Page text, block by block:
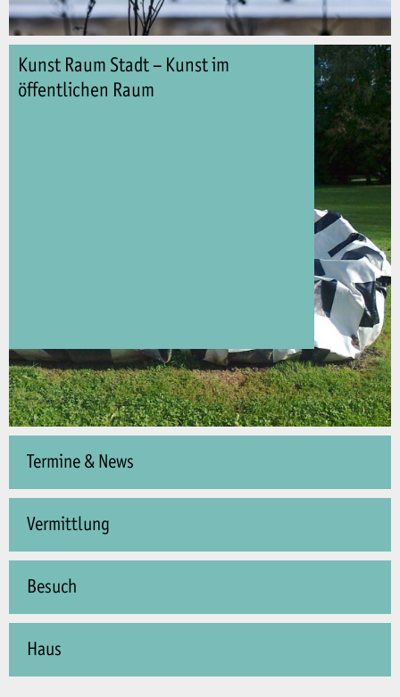
Termine & News
Vermittlung
Kunst Raum Stadt – Kunst im
öffentlichen Raum
Besuch
Haus